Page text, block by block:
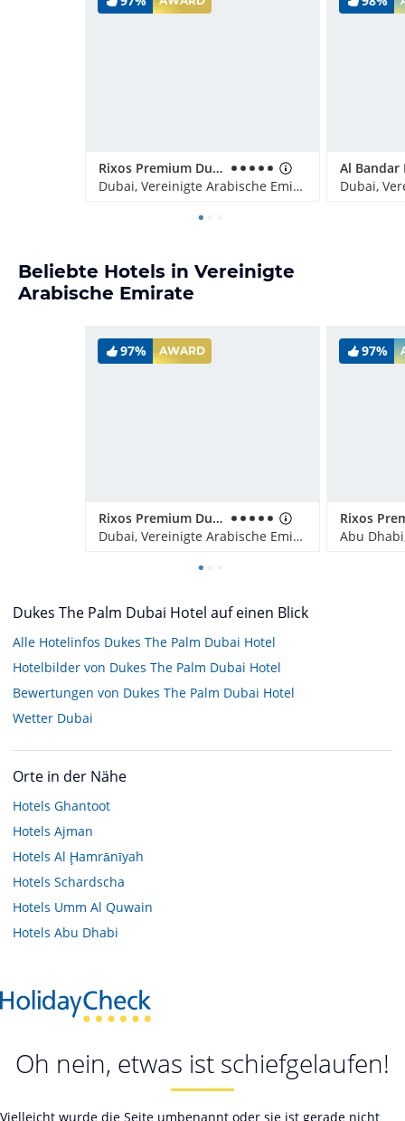
Rixos Premium Dubai JBR
Dubai, Vereinigte Arabische Emirate
Beliebte Hotels in Vereinigte
Arabische Emirate
97% AWARD
Rixos Premium Dubai JBR
Dubai, Vereinigte Arabische Emirate
97%
Dukes The Palm Dubai Hotel auf einen Blick
Alle Hotelinfos Dukes The Palm Dubai Hotel
Hotelbilder von Dukes The Palm Dubai Hotel
Bewertungen von Dukes The Palm Dubai Hotel
Wetter Dubai
Orte in der Nähe
Hotels Ghantoot
Hotels Ajman
Hotels Al Ḩamrānīyah
Hotels Schardscha
Hotels Umm Al Quwain
Hotels Abu Dhabi
Oh nein, etwas ist schiefgelaufen!
Vielleicht wurde die Seite umbenannt oder sie ist gerade nicht